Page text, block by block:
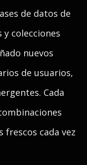
de datos de
colecciones
nuevos
de usuarios,
Cada
frescos cada vez